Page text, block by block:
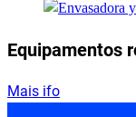
Equipamentos
Mais ifo